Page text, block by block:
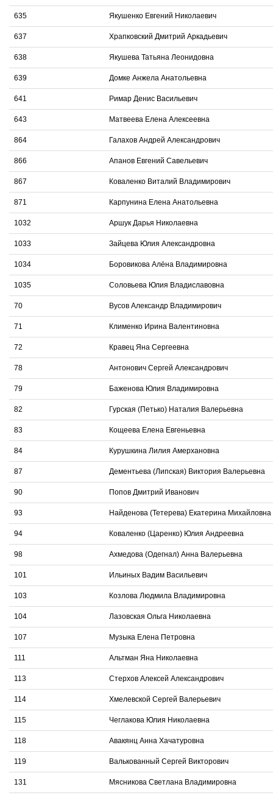
635 Якушенко Евгений Николаевич
637 Храпковский Дмитрий Аркадьевич
638 Якушева Татьяна Леонидовна
639 Домке Анжела Анатольевна
641 Римар Денис Васильевич
643 Матвеева Елена Алексеевна
864 Галахов Андрей Александрович
866 Апанов Евгений Савельевич
867 Коваленко Виталий Владимирович
871 Карпунина Елена Анатольевна
1032 Аршук Дарья Николаевна
1033 Зайцева Юлия Александровна
1034 Боровикова Алёна Владимировна
1035 Соловьева Юлия Владиславовна
70 Вусов Александр Владимирович
71 Клименко Ирина Валентиновна
72 Кравец Яна Сергеевна
78 Антонович Сергей Александрович
79 Баженова Юлия Владимировна
82 Гурская (Петько) Наталия Валерьевна
83 Кощеева Елена Евгеньевна
84 Курушкина Лилия Амерхановна
87 Дементьева (Липская) Виктория Валерьевна
90 Попов Дмитрий Иванович
93 Найденова (Тетерева) Екатерина Михайловна
94 Коваленко (Царенко) Юлия Андреевна
98 Ахмедова (Одегнал) Анна Валерьевна
101 Ильиных Вадим Васильевич
103 Козлова Людмила Владимировна
104 Лазовская Ольга Николаевна
107 Музыка Елена Петровна
111 Альтман Яна Николаевна
113 Стерхов Алексей Александрович
114 Хмелевской Сергей Валерьевич
115 Чеглакова Юлия Николаевна
118 Авакянц Анна Хачатуровна
119 Валькованный Сергей Викторович
131 Мясникова Светлана Владимировна